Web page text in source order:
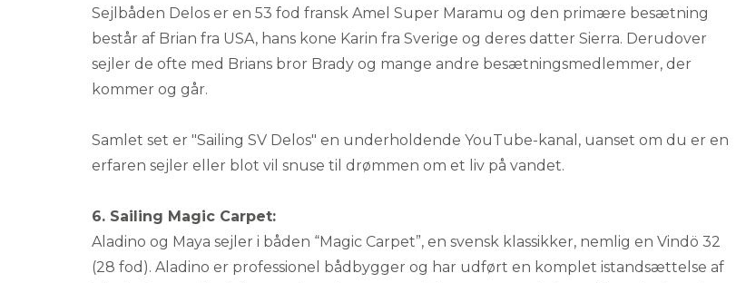
Sejlbåden Delos er en 53 fod fransk Amel Super Maramu og den primære besætning
består af Brian fra USA, hans kone Karin fra Sverige og deres datter Sierra. Derudover
sejler de ofte med Brians bror Brady og mange andre besætningsmedlemmer, der
kommer og går.
Samlet set er "Sailing SV Delos" en underholdende YouTube-kanal, uanset om du er en
erfaren sejler eller blot vil snuse til drømmen om et liv på vandet.
6. Sailing Magic Carpet:
Aladino og Maya sejler i båden “Magic Carpet”, en svensk klassikker, nemlig en Vindö 32
(28 fod). Aladino er professionel bådbygger og har udført en komplet istandsættelse af